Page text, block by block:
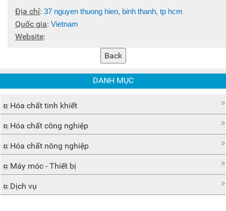
Địa chỉ: 37 nguyen thuong hien, binh thanh, tp hcm
Quốc gia: Vietnam
Website:
DANH MỤC
Hóa chất tinh khiết
Hóa chất công nghiệp
Hóa chất nông nghiệp
Máy móc - Thiết bị
Dịch vụ